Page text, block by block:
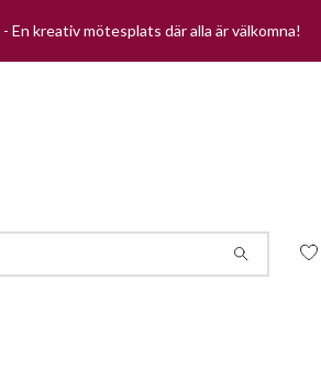
kreativ mötesplats där alla är välkomna!